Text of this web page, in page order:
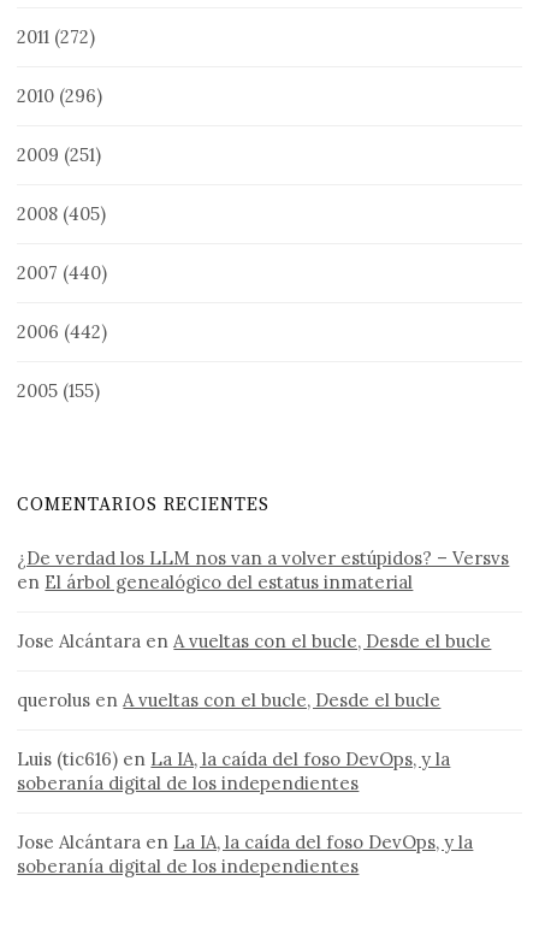
2011 (272)
2010 (296)
2009 (251)
2008 (405)
2007 (440)
2006 (442)
2005 (155)
COMENTARIOS RECIENTES
¿De verdad los LLM nos van a volver estúpidos? – Versvs
en El árbol genealógico del estatus inmaterial
Jose Alcántara en A vueltas con el bucle, Desde el bucle
querolus en A vueltas con el bucle, Desde el bucle
Luis (tic616) en La IA, la caída del foso DevOps, y la
soberanía digital de los independientes
Jose Alcántara en La IA, la caída del foso DevOps, y la
soberanía digital de los independientes